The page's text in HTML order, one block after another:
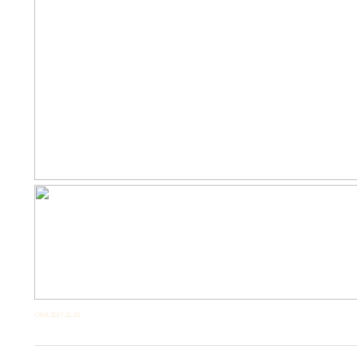
CMA 2017-11-20